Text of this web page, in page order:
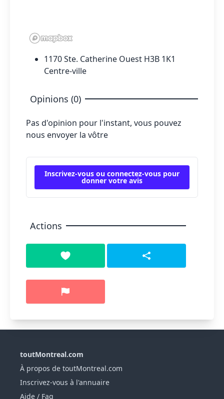
1170 Ste. Catherine Ouest H3B 1K1
Centre-ville
Opinions (0)
Pas d'opinion pour l'instant, vous pouvez
nous envoyer la vôtre
Inscrivez-vous ou connectez-vous pour
donner votre avis
Actions
toutMontreal.com
À propos de toutMontreal.com
Inscrivez-vous à l'annuaire
Aide / Faq